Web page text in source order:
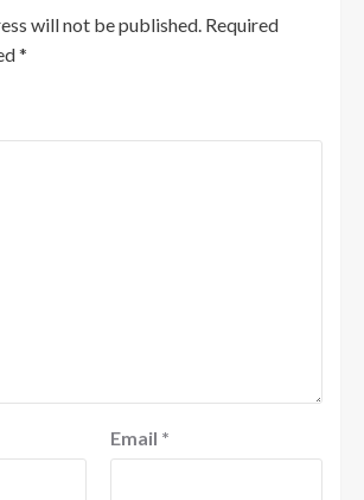
will not be published. Required
*
Email *